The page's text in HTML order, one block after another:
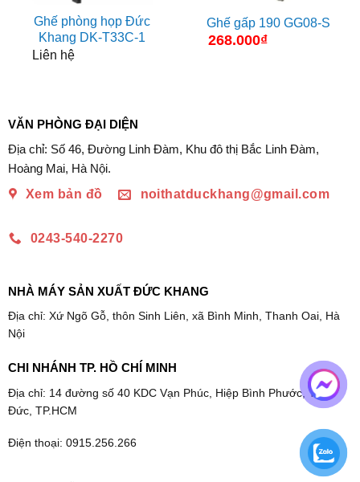
Ghế phòng họp Đức
Khang DK-T33C-1
Liên hệ
Ghế gấp 190 GG08-S
268.000₫
VĂN PHÒNG ĐẠI DIỆN
Địa chỉ: Số 46, Đường Linh Đàm, Khu đô thị Bắc Linh Đàm,
Hoàng Mai, Hà Nội.
Xem bản đồ
noithatduckhang@gmail.com
0243-540-2270
NHÀ MÁY SẢN XUẤT ĐỨC KHANG
Địa chỉ: Xứ Ngõ Gỗ, thôn Sinh Liên, xã Bình Minh, Thanh Oai, Hà
Nội
CHI NHÁNH TP. HỒ CHÍ MINH
Địa chỉ: 14 đường số 40 KDC Vạn Phúc, Hiệp Bình Phước, Thủ
Đức, TP.HCM
Điện thoại: 0915.256.266